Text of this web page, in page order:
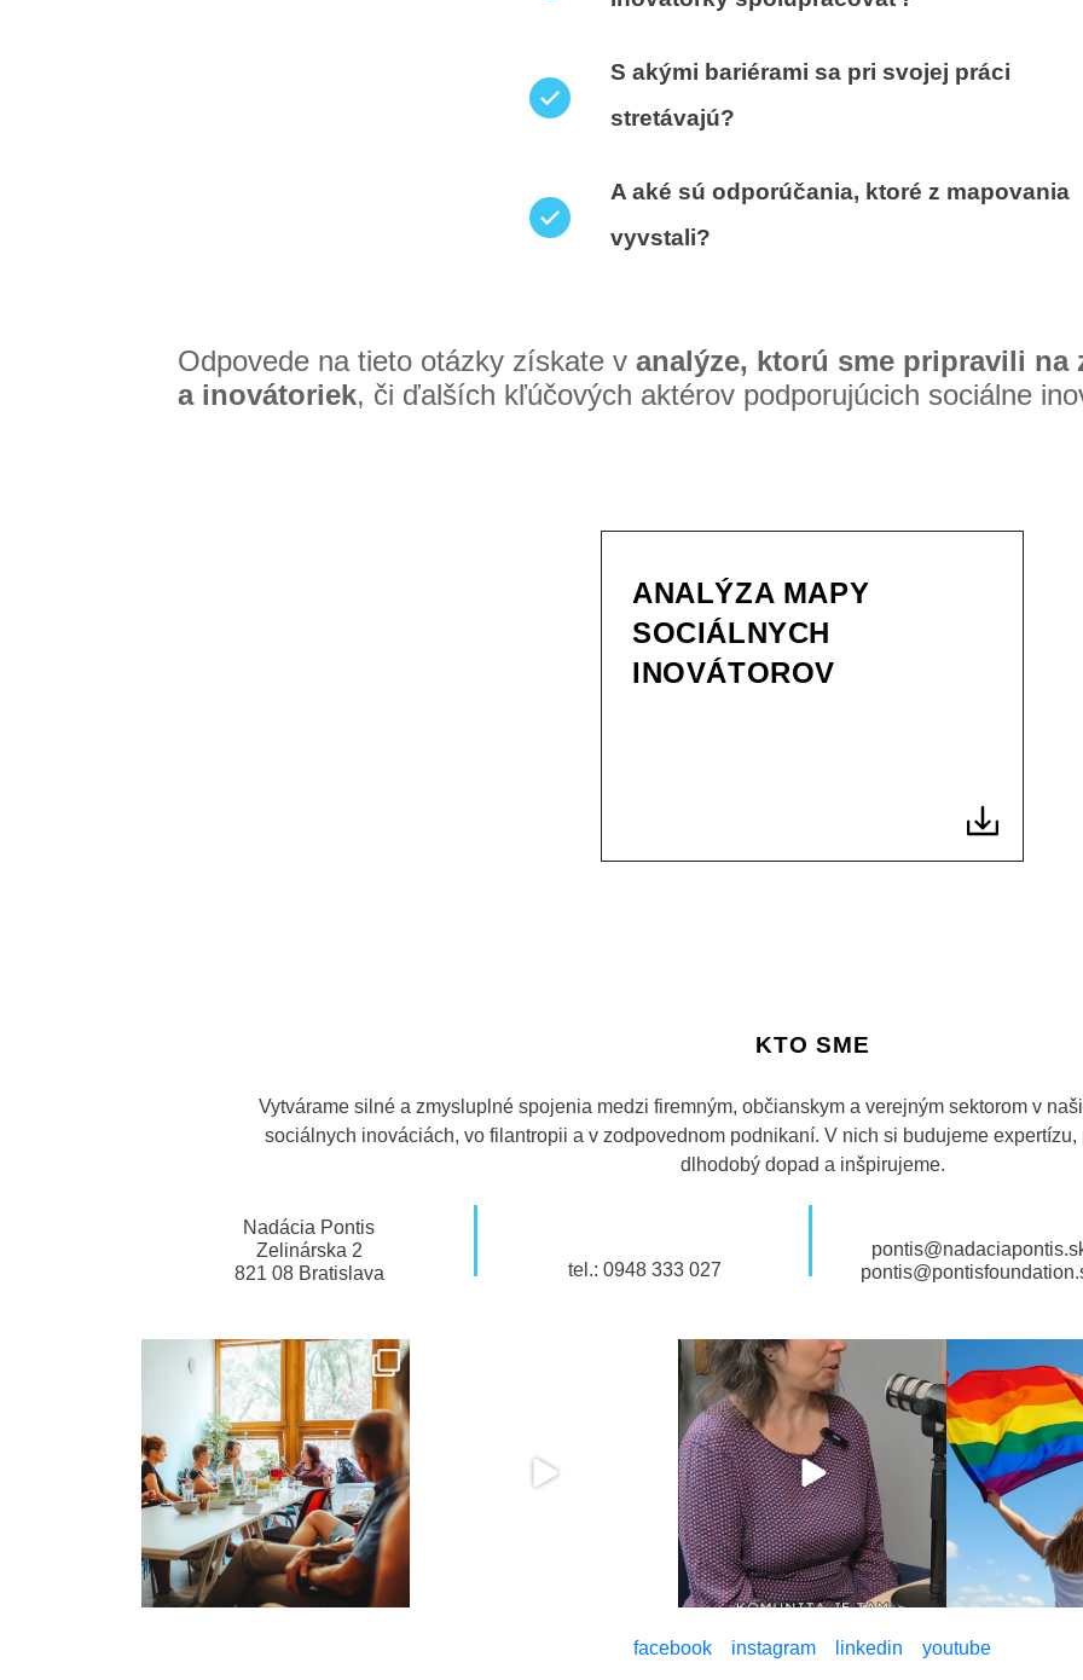
S akými bariérami sa pri svojej práci
stretávajú?
A aké sú odporúčania, ktoré z mapovania
vyvstali?
Odpovede na tieto otázky získate v analýze, ktorú sme pripravili na
a inovátoriek, či ďalších kľúčových aktérov podporujúcich sociálne
ANALÝZA MAPY
SOCIÁLNYCH
INOVÁTOROV
KTO SME
Vytvárame silné a zmysluplné spojenia medzi firemným, občianskym a verejným sektorom v
sociálnych inováciách, vo filantropii a v zodpovednom podnikaní. V nich si budujeme
dlhodobý dopad a inšpirujeme.
Nadácia Pontis
Zelinárska 2
821 08 Bratislava
tel.: 0948 333 027
facebook instagram linkedin youtube